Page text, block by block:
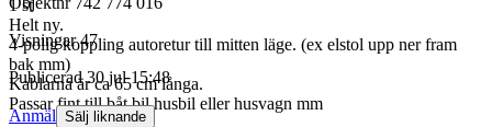
1 st
Helt ny.
4-polig koppling autoretur till mitten läge. (ex elstol upp ner fram
bak mm)
Kablarna är ca 65 cm långa.
Passar fint till båt bil husbil eller husvagn mm
Visningar 47
Publicerad 30 jul 15:48
Anmäl Sälj liknande